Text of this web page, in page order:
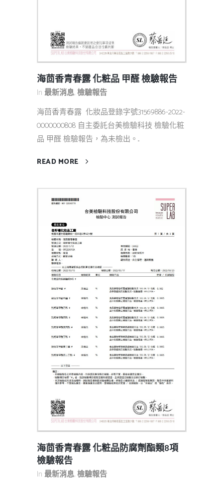
海茴香青春露 化粧品 甲醛 檢驗報告
In 最新消息,檢驗報告
海茴香青春露 化妝品登錄字號31569886-2022-
0000000808 自主委託台美檢驗科技 檢驗化粧
品 甲醛 檢驗報告，為未檢出。...
READ MORE
海茴香青春露 化粧品防腐劑酯類8項
檢驗報告
In 最新消息,檢驗報告